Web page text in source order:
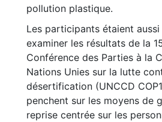
pollution plastique.
Les participants étaient aussi
examiner les résultats de la
Conférence des Parties à la
Nations Unies sur la lutte
désertification (UNCCD
penchent sur les moyens de
reprise centrée sur les